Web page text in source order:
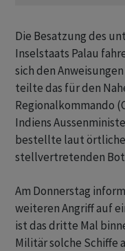
Die Besatzung des
Inselstaats Palau
sich den
teilte das für den
Regionalkommando
Indiens
bestellte laut
stellvertretenden
Am Donnerstag
weiteren Angriff auf
ist das dritte Mal
Militär solche Schiffe